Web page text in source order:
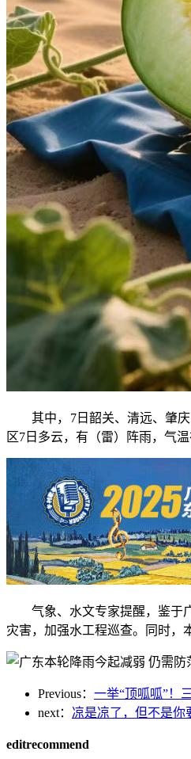
其中，7日韶关、清远、肇庆
区7日多云，有（雷）阵雨，气
气象、水文专家提醒，鉴于广
灾害，加强水工程巡查。同时，
Previous： 一举“顶呱呱”！
next： 凉是凉了，但不是你
editrecommend